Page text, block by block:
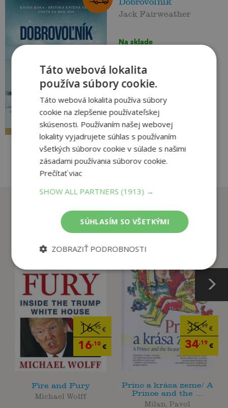
17,90 €
16,83€
Jack Fairweather
Na sklade
akoby to bola len chvíľa ...
príbeh, ktorý si už dávno
zaslúžil, aby bol dôkladne a
pridať do košíka
tento titul si tiež kúpili
16,95€
16,10€
Fire and Fury
Michael Wolff
35,99 €
34,19 €
Princ a krása zeme/ A
Prince and the ...
Milan, Pavol
Táto webová lokalita
používa súbory cookie.
Táto webová lokalita používa súbory
cookie na zlepšenie používateľskej
skúsenosti. Používaním našej webovej
lokality vyjadrujete súhlas s používaním
všetkých súborov cookie v súlade s našimi
zásadami používania súborov cookie.
Prečítať viac
SHOW ALL PARTNERS (1913) →
SÚHLASÍM SO VŠETKÝMI
ZOBRAZIŤ PODROBNOSTI